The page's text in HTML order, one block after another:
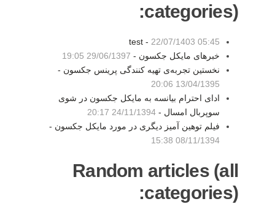
categories):
test - 22/07/1403 05:45
خبرهای مایکل جکسون - 29/06/1397 19:05
نخستین تجربه‌ی تهیه کنندگی پرینس جکسون -
13/04/1395 20:06
ادای احترام بیانسه به مایکل جکسون در شوی
سوپربال امسال - 24/11/1394 20:17
فیلم توهین آمیز دیگری در مورد مایکل جکسون -
08/11/1394 15:38
Random articles (all
categories):